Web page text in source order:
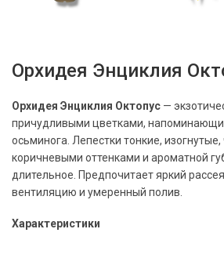
Орхидея Энциклия
Орхидея Энциклия Октопус —
причудливыми цветками,
осьминога. Лепестки тонкие, изогнутые,
коричневыми оттенками и ароматной
длительное. Предпочитает яркий
вентиляцию и умеренный полив.
Характеристики